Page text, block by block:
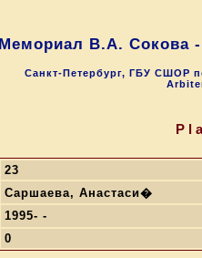
Мемориал В.А. Сокова
Санкт-Петербург, ГБУ СШОР
23
Саршаева, Анастаси�
1995- -
0